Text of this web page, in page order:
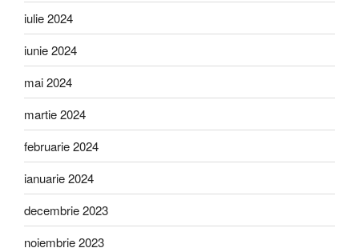
iulie 2024
iunie 2024
mai 2024
martie 2024
februarie 2024
ianuarie 2024
decembrie 2023
noiembrie 2023